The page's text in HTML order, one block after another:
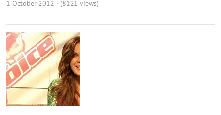
1 October 2012 · (8121 views)